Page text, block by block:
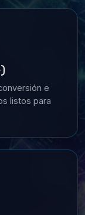
e
listos para